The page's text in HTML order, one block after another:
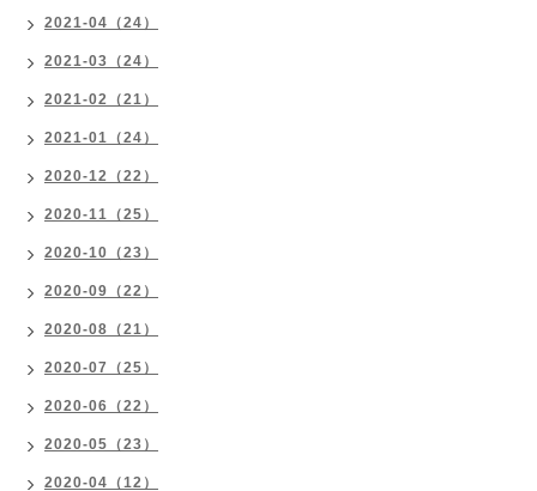
2021-04（24）
2021-03（24）
2021-02（21）
2021-01（24）
2020-12（22）
2020-11（25）
2020-10（23）
2020-09（22）
2020-08（21）
2020-07（25）
2020-06（22）
2020-05（23）
2020-04（12）